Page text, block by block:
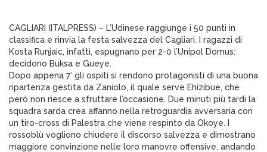
CAGLIARI (ITALPRESS) – L’Udinese raggiunge i 50 punti in
classifica e rinvia la festa salvezza del Cagliari. I ragazzi di
Kosta Runjaic, infatti, espugnano per 2-0 l’Unipol Domus:
decidono Buksa e Gueye.
Dopo appena 7′ gli ospiti si rendono protagonisti di una buona
ripartenza gestita da Zaniolo, il quale serve Ehizibue, che
però non riesce a sfruttare l’occasione. Due minuti più tardi la
squadra sarda crea affanno nella retroguardia avversaria con
un tiro-cross di Palestra che viene respinto da Okoye. I
rossoblù vogliono chiudere il discorso salvezza e dimostrano
maggiore convinzione nelle loro manovre offensive, andando